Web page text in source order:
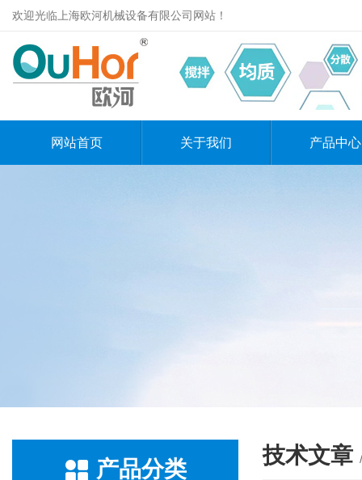
欢迎光临上海欧河机械设备有限公司网站！
网站首页 关于我们 产品中心
产品分类
技术文章